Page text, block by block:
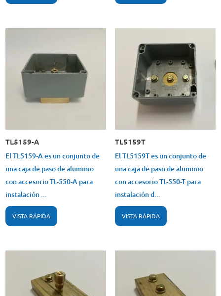
TL5159-A
El TL5159-A es un conjunto de
una caja de paso de aluminio
con accesorio TL-550-A para
instalación ...
VISTA RÁPIDA
TL5159T
El TL5159T es un conjunto de
una caja de paso de aluminio
con accesorio TL-550-T para
instalación d...
VISTA RÁPIDA